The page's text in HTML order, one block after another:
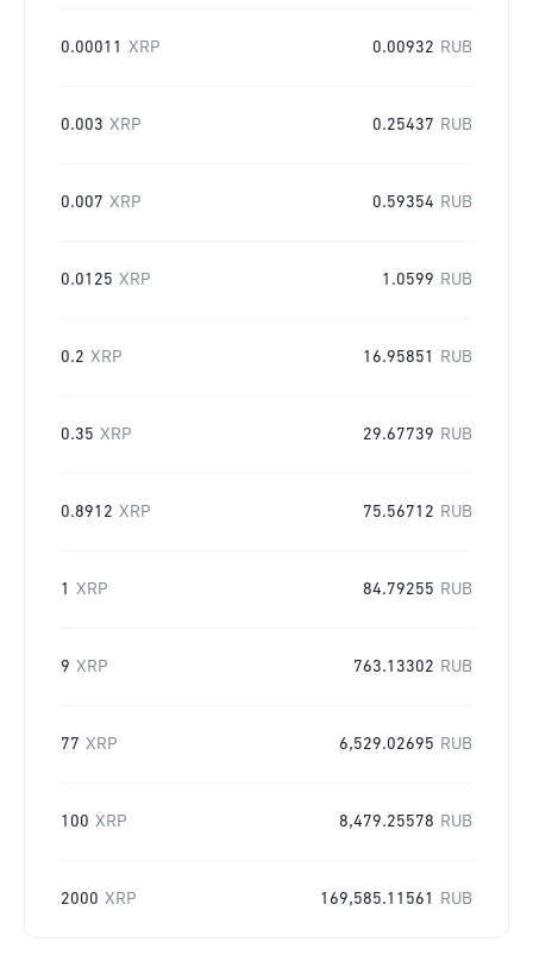
0.00011 XRP 0.00932 RUB
0.003 XRP 0.25437 RUB
0.007 XRP 0.59354 RUB
0.0125 XRP 1.0599 RUB
0.2 XRP 16.95851 RUB
0.35 XRP 29.67739 RUB
0.8912 XRP 75.56712 RUB
1 XRP 84.79255 RUB
9 XRP 763.13302 RUB
77 XRP 6,529.02695 RUB
100 XRP 8,479.25578 RUB
2000 XRP 169,585.11561 RUB